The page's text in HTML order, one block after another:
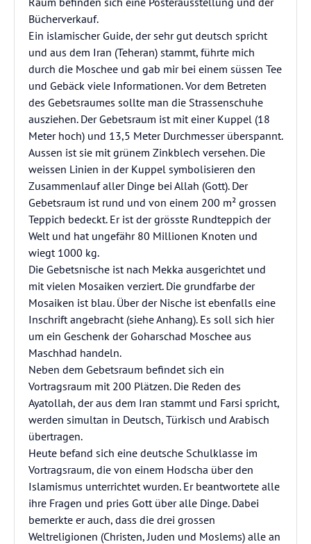
Bücherverkauf.
Ein islamischer Guide, der sehr gut deutsch spricht
und aus dem Iran (Teheran) stammt, führte mich
durch die Moschee und gab mir bei einem süssen Tee
und Gebäck viele Informationen. Vor dem Betreten
des Gebetsraumes sollte man die Strassenschuhe
ausziehen. Der Gebetsraum ist mit einer Kuppel (18
Meter hoch) und 13,5 Meter Durchmesser überspannt.
Aussen ist sie mit grünem Zinkblech versehen. Die
weissen Linien in der Kuppel symbolisieren den
Zusammenlauf aller Dinge bei Allah (Gott). Der
Gebetsraum ist rund und von einem 200 m² grossen
Teppich bedeckt. Er ist der grösste Rundteppich der
Welt und hat ungefähr 80 Millionen Knoten und
wiegt 1000 kg.
Die Gebetsnische ist nach Mekka ausgerichtet und
mit vielen Mosaiken verziert. Die grundfarbe der
Mosaiken ist blau. Über der Nische ist ebenfalls eine
Inschrift angebracht (siehe Anhang). Es soll sich hier
um ein Geschenk der Goharschad Moschee aus
Maschhad handeln.
Neben dem Gebetsraum befindet sich ein
Vortragsraum mit 200 Plätzen. Die Reden des
Ayatollah, der aus dem Iran stammt und Farsi spricht,
werden simultan in Deutsch, Türkisch und Arabisch
übertragen.
Heute befand sich eine deutsche Schulklasse im
Vortragsraum, die von einem Hodscha über den
Islamismus unterrichtet wurden. Er beantwortete alle
ihre Fragen und pries Gott über alle Dinge. Dabei
bemerkte er auch, dass die drei grossen
Weltreligionen (Christen, Juden und Moslems) alle an